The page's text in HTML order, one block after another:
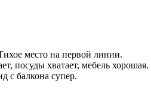
место на первой линии.
посуды хватает, мебель хорошая.
с балкона супер.